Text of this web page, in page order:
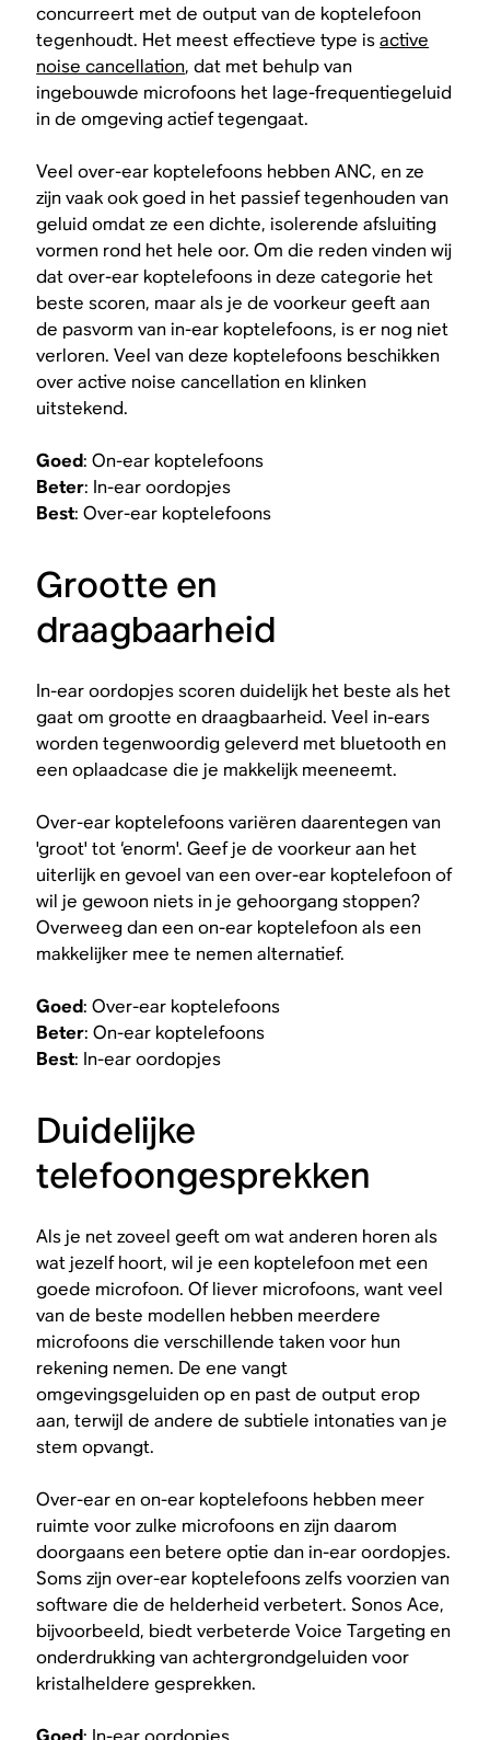
concurreert met de output van de koptelefoon
tegenhoudt. Het meest effectieve type isactive
noise cancellation, dat met behulp van
ingebouwde microfoons het lage-frequentiegeluid
in de omgeving actief tegengaat.
Veel over-ear koptelefoons hebben ANC, en ze
zijn vaak ook goed in het passieftegenhouden van
geluid omdat ze een dichte, isolerende afsluiting
vormen rond het hele oor. Om die reden vinden wij
dat over-ear koptelefoons in deze categorie het
beste scoren, maar als je de voorkeur geeft aan
de pasvorm van in-ear koptelefoons, is er nog niet
verloren. Veel van deze koptelefoons beschikken
over active noise cancellation en klinken
uitstekend.
Goed: On-ear koptelefoons
Beter: In-ear oordopjes
Best: Over-ear koptelefoons
Grootte en
draagbaarheid
In-ear oordopjes scoren duidelijk het beste als het
gaat om grootte en draagbaarheid. Veel in-ears
worden tegenwoordig geleverd met bluetooth en
een oplaadcase die je makkelijk meeneemt.
Over-ear koptelefoons variëren daarentegen van
'groot' tot ‘enorm'. Geef je de voorkeur aan het
uiterlijk en gevoel van een over-ear koptelefoon of
wil je gewoon niets in je gehoorgang stoppen?
Overweeg dan een on-ear koptelefoon als een
makkelijker mee te nemen alternatief.
Goed: Over-ear koptelefoons
Beter: On-ear koptelefoons
Best: In-ear oordopjes
Duidelijke
telefoongesprekken
Als je net zoveel geeft om wat anderen horen als
wat jezelf hoort, wil je een koptelefoon met een
goede microfoon. Of liever microfoons, want veel
van de beste modellen hebben meerdere
microfoons die verschillende taken voor hun
rekening nemen. De ene vangt
omgevingsgeluiden op en past de output erop
aan, terwijl de andere de subtiele intonaties van je
stem opvangt.
Over-ear en on-ear koptelefoons hebben meer
ruimte voor zulke microfoons en zijn daarom
doorgaans een betere optie dan in-ear oordopjes.
Soms zijn over-ear koptelefoons zelfs voorzien van
software die de helderheid verbetert. Sonos Ace,
bijvoorbeeld, biedt verbeterde Voice Targeting en
onderdrukking van achtergrondgeluiden voor
kristalheldere gesprekken.